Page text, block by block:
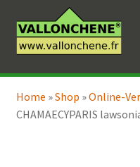
Navigation
springen
Inhalt
springen
Online-Verkauf
Coaching für den
Home »Shop »Online-
CHAMAECYPARIS